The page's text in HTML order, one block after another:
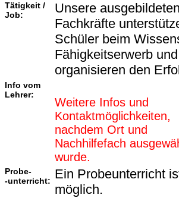
Tätigkeit /
Job:
Unsere ausgebildeten
Fachkräfte
Schüler beim
Fähigkeitserwerb und
organisieren den
Info vom
Lehrer:
Weitere Infos und
Kontaktmöglichkeiten,
nachdem Ort und
Nachhilfefach
wurde.
Probe-
-unterricht: Ein Probeunterricht
möglich.